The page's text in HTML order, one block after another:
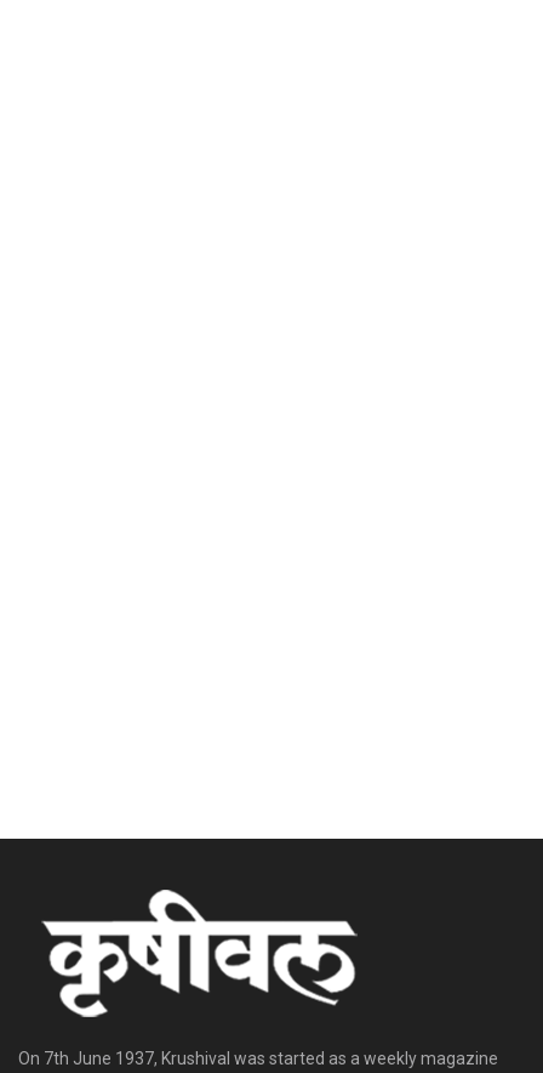
On 7th June 1937, Krushival was started as a weekly magazine